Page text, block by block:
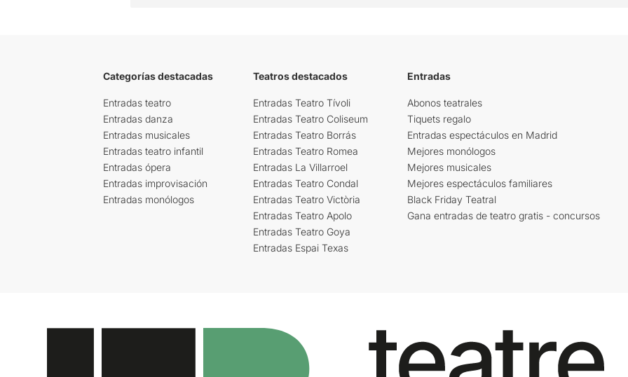
Categorías destacadas
Entradas teatro
Entradas danza
Entradas musicales
Entradas teatro infantil
Entradas ópera
Entradas improvisación
Entradas monólogos
Teatros destacados
Entradas Teatro Tívoli
Entradas Teatro Coliseum
Entradas Teatro Borrás
Entradas Teatro Romea
Entradas La Villarroel
Entradas Teatro Condal
Entradas Teatro Victòria
Entradas Teatro Apolo
Entradas Teatro Goya
Entradas Espai Texas
Entradas
Abonos teatrales
Tiquets regalo
Entradas espectáculos en Madrid
Mejores monólogos
Mejores musicales
Mejores espectáculos familiares
Black Friday Teatral
Gana entradas de teatro gratis - concursos